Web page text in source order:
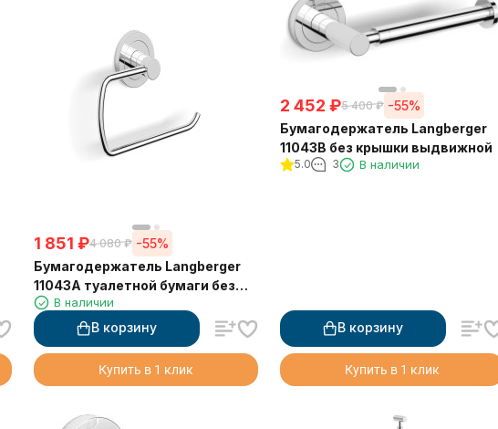
1 851 ₽4 080 ₽ -55%
Бумагодержатель Langberger
11043A туалетной бумаги без
крышки квадратный
В наличии
В корзину
Купить в 1 клик
2 452 ₽5 400 ₽ -55%
Бумагодержатель Langberger
11043B без крышки выдвижной
5.0 3 В наличии
В корзину
Купить в 1 клик